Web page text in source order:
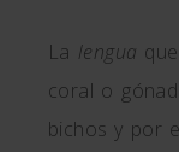
La lengua
coral o
bichos y por